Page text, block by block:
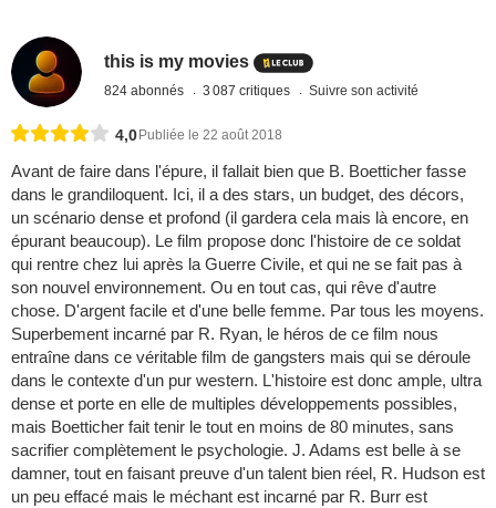
this is my movies
824 abonnés 3 087 critiques Suivre son activité
4,0 Publiée le 22 août 2018
Avant de faire dans l'épure, il fallait bien que B. Boetticher fasse
dans le grandiloquent. Ici, il a des stars, un budget, des décors,
un scénario dense et profond (il gardera cela mais là encore, en
épurant beaucoup). Le film propose donc l'histoire de ce soldat
qui rentre chez lui après la Guerre Civile, et qui ne se fait pas à
son nouvel environnement. Ou en tout cas, qui rêve d'autre
chose. D'argent facile et d'une belle femme. Par tous les moyens.
Superbement incarné par R. Ryan, le héros de ce film nous
entraîne dans ce véritable film de gangsters mais qui se déroule
dans le contexte d'un pur western. L'histoire est donc ample, ultra
dense et porte en elle de multiples développements possibles,
mais Boetticher fait tenir le tout en moins de 80 minutes, sans
sacrifier complètement le psychologie. J. Adams est belle à se
damner, tout en faisant preuve d'un talent bien réel, R. Hudson est
un peu effacé mais le méchant est incarné par R. Burr est